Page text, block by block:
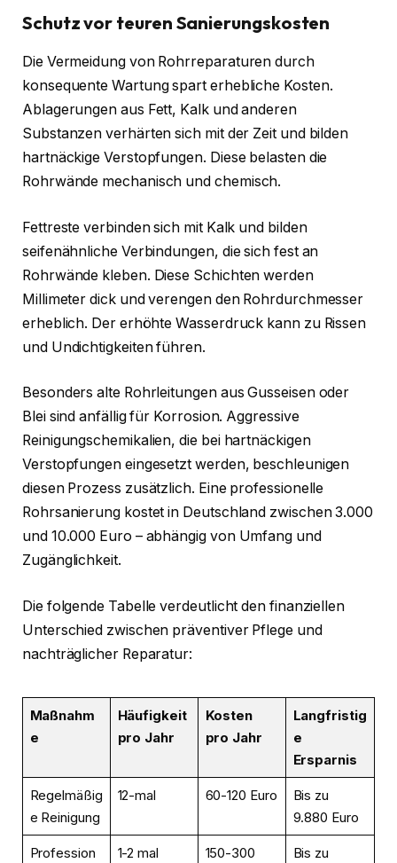
Schutz vor teuren Sanierungskosten
Die Vermeidung von Rohrreparaturen durch
konsequente Wartung spart erhebliche Kosten.
Ablagerungen aus Fett, Kalk und anderen
Substanzen verhärten sich mit der Zeit und bilden
hartnäckige Verstopfungen. Diese belasten die
Rohrwände mechanisch und chemisch.
Fettreste verbinden sich mit Kalk und bilden
seifenähnliche Verbindungen, die sich fest an
Rohrwände kleben. Diese Schichten werden
Millimeter dick und verengen den Rohrdurchmesser
erheblich. Der erhöhte Wasserdruck kann zu Rissen
und Undichtigkeiten führen.
Besonders alte Rohrleitungen aus Gusseisen oder
Blei sind anfällig für Korrosion. Aggressive
Reinigungschemikalien, die bei hartnäckigen
Verstopfungen eingesetzt werden, beschleunigen
diesen Prozess zusätzlich. Eine professionelle
Rohrsanierung kostet in Deutschland zwischen 3.000
und 10.000 Euro – abhängig von Umfang und
Zugänglichkeit.
Die folgende Tabelle verdeutlicht den finanziellen
Unterschied zwischen präventiver Pflege und
nachträglicher Reparatur:
Maßnahm
e
Häufigkeit
pro Jahr
Kosten
pro Jahr
Langfristig
e
Ersparnis
Regelmäßig
e Reinigung
12-mal 60-120 Euro
Bis zu
9.880 Euro
Profession
1-2 mal
150-300
Bis zu